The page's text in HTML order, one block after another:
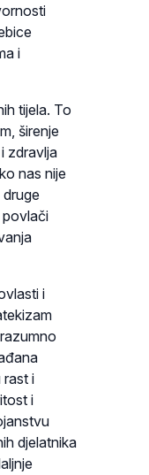
i
tijela. To
širenje
zdravlja
nas nije
povlači
i
rast i
i
djelatnika